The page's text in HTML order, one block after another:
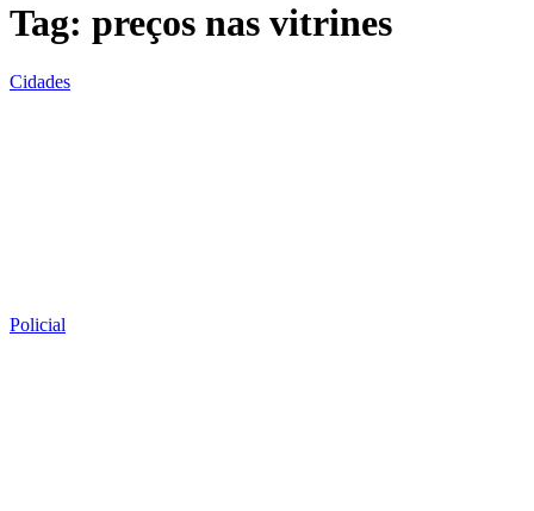
Tag: preços nas vitrines
Cidades
Policial